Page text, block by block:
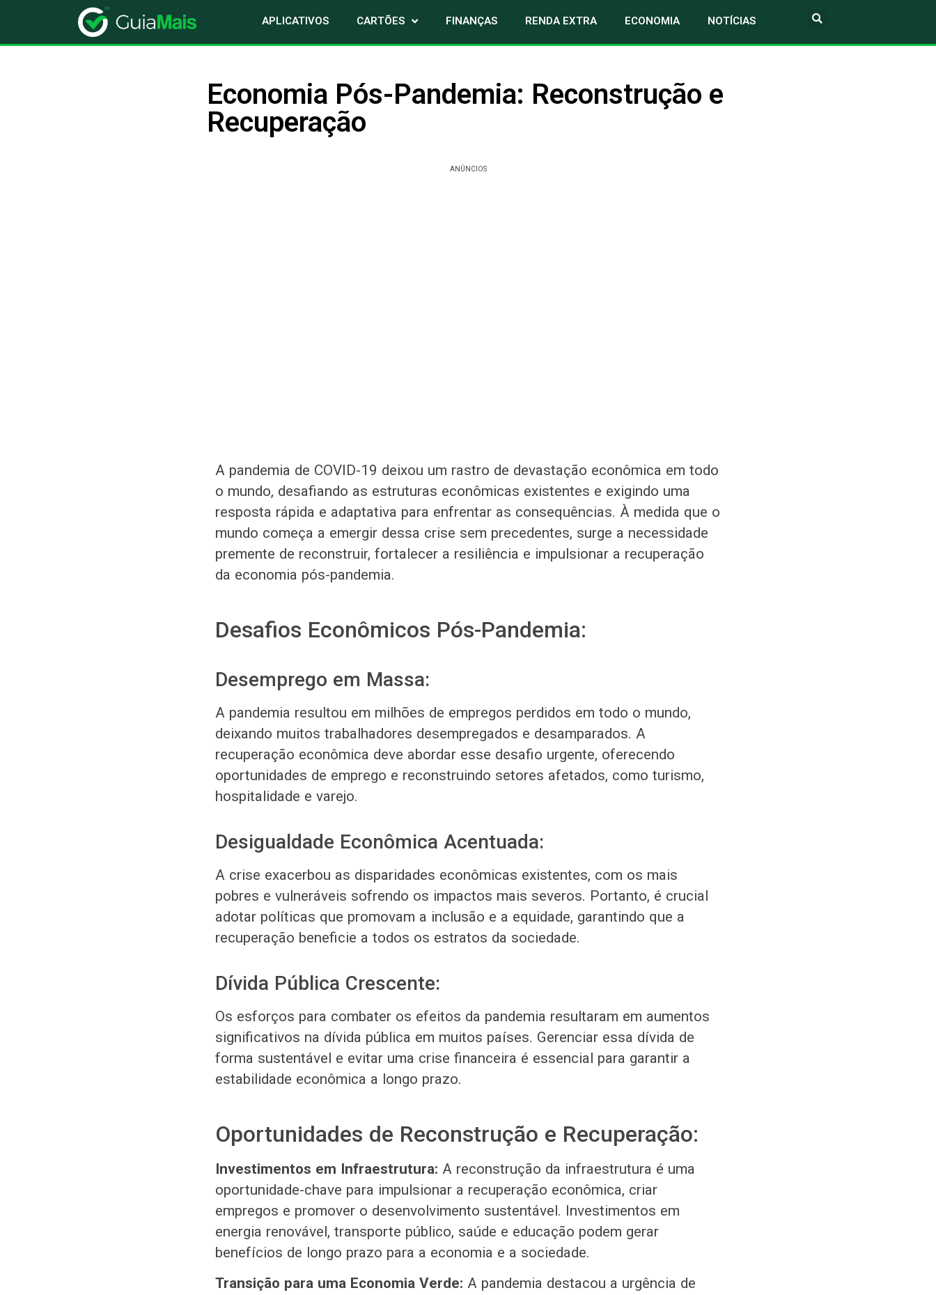
APLICATIVOS CARTÕES FINANÇAS RENDA EXTRA ECONOMIA NOTÍCIAS
Economia Pós-Pandemia: Reconstrução e
Recuperação
ANÚNCIOS
A pandemia de COVID-19 deixou um rastro de devastação econômica em todo
o mundo, desafiando as estruturas econômicas existentes e exigindo uma
resposta rápida e adaptativa para enfrentar as consequências. À medida que o
mundo começa a emergir dessa crise sem precedentes, surge a necessidade
premente de reconstruir, fortalecer a resiliência e impulsionar a recuperação
da economia pós-pandemia.
Desafios Econômicos Pós-Pandemia:
Desemprego em Massa:
A pandemia resultou em milhões de empregos perdidos em todo o mundo,
deixando muitos trabalhadores desempregados e desamparados. A
recuperação econômica deve abordar esse desafio urgente, oferecendo
oportunidades de emprego e reconstruindo setores afetados, como turismo,
hospitalidade e varejo.
Desigualdade Econômica Acentuada:
A crise exacerbou as disparidades econômicas existentes, com os mais
pobres e vulneráveis sofrendo os impactos mais severos. Portanto, é crucial
adotar políticas que promovam a inclusão e a equidade, garantindo que a
recuperação beneficie a todos os estratos da sociedade.
Dívida Pública Crescente:
Os esforços para combater os efeitos da pandemia resultaram em aumentos
significativos na dívida pública em muitos países. Gerenciar essa dívida de
forma sustentável e evitar uma crise financeira é essencial para garantir a
estabilidade econômica a longo prazo.
Oportunidades de Reconstrução e Recuperação:
Investimentos em Infraestrutura: A reconstrução da infraestrutura é uma
oportunidade-chave para impulsionar a recuperação econômica, criar
empregos e promover o desenvolvimento sustentável. Investimentos em
energia renovável, transporte público, saúde e educação podem gerar
benefícios de longo prazo para a economia e a sociedade.
Transição para uma Economia Verde: A pandemia destacou a urgência de